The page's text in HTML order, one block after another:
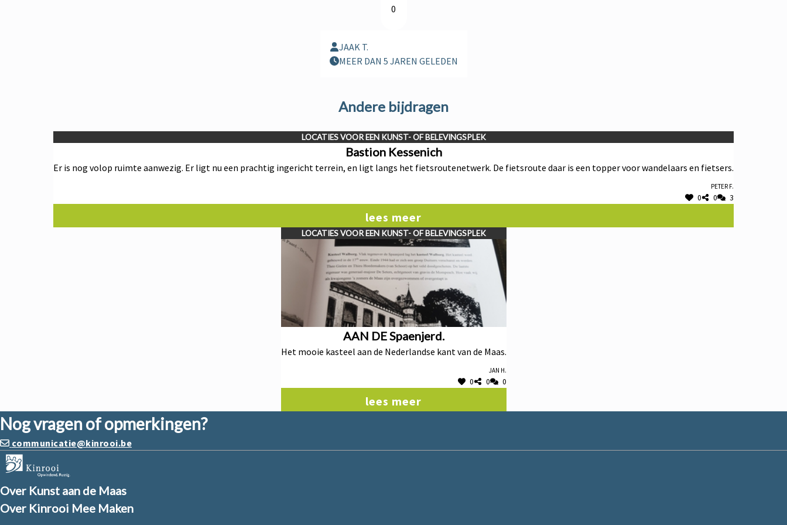
0
JAAK T.
MEER DAN 5 JAREN GELEDEN
Andere bijdragen
LOCATIES VOOR EEN KUNST- OF BELEVINGSPLEK
Bastion Kessenich
Er is nog volop ruimte aanwezig. Er ligt nu een prachtig ingericht terrein, en ligt langs het fietsroutenetwerk. De fietsroute daar is een topper voor wandelaars en fietsers.
Peter F.
0 0 3
lees meer
LOCATIES VOOR EEN KUNST- OF BELEVINGSPLEK
AAN DE Spaenjerd.
Het mooie kasteel aan de Nederlandse kant van de Maas.
jan H.
0 0 0
lees meer
Nog vragen of opmerkingen?
communicatie@kinrooi.be
Over Kunst aan de Maas
Over Kinrooi Mee Maken